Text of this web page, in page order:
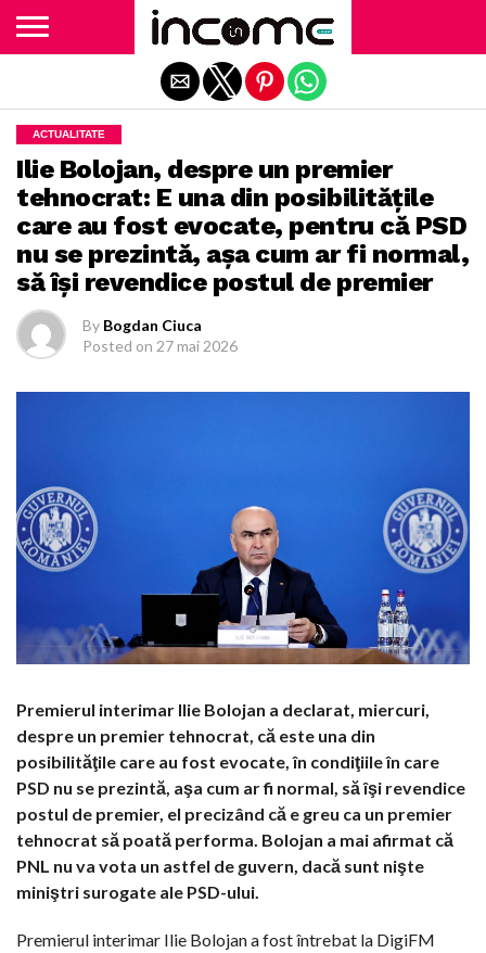
ACTUALITATE
Ilie Bolojan, despre un premier
tehnocrat: E una din posibilităţile
care au fost evocate, pentru că PSD
nu se prezintă, aşa cum ar fi normal,
să îşi revendice postul de premier
By Bogdan Ciuca
Posted on 27 mai 2026
Premierul interimar Ilie Bolojan a declarat, miercuri,
despre un premier tehnocrat, că este una din
posibilităţile care au fost evocate, în condiţiile în care
PSD nu se prezintă, aşa cum ar fi normal, să îşi revendice
postul de premier, el precizând că e greu ca un premier
tehnocrat să poată performa. Bolojan a mai afirmat că
PNL nu va vota un astfel de guvern, dacă sunt nişte
miniştri surogate ale PSD-ului.
Premierul interimar Ilie Bolojan a fost întrebat la DigiFM
Exit mobile version